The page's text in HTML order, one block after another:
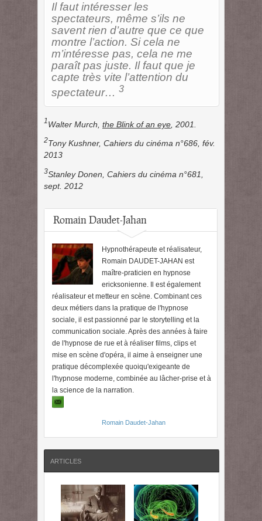
Il faut intéresser les
spectateurs, même s’ils ne
savent rien d’autre que ce que
montre l’action. Si cela ne
m’intéresse pas, cela ne me
paraît pas juste. Il faut que je
capte très vite l’attention du
spectateur… 3
1Walter Murch, the Blink of an eye , 2001.
2Tony Kushner, Cahiers du cinéma n°686, fév.
2013
3­­Stanley Donen, Cahiers du cinéma n°681,
sept. 2012
Romain Daudet-Jahan
Hypnothérapeute et réalisateur,
Romain DAUDET-JAHAN est
maître-praticien en hypnose
ericksonienne. Il est également
réalisateur et metteur en scène. Combinant ces
deux métiers dans la pratique de l'hypnose
sociale, il est passionné par le storytelling et la
communication sociale. Après des années à faire
de l'hypnose de rue et à réaliser films, clips et
mise en scène d'opéra, il aime à enseigner une
pratique décomplexée quoiqu'exigeante de
l'hypnose moderne, combinée au lâcher-prise et à
la science de la narration.
Romain Daudet-Jahan
ARTICLES